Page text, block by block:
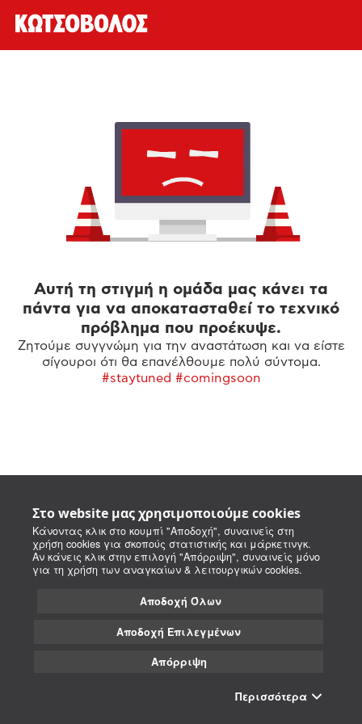
Στο website μας χρησιμοποιούμε cookies
Κάνοντας κλικ στο κουμπί "Αποδοχή", συναινείς στη
χρήση cookies για σκοπούς στατιστικής και μάρκετινγκ.
Αν κάνεις κλικ στην επιλογή "Απόρριψη", συναινείς μόνο
για τη χρήση των αναγκαίων & λειτουργικών cookies.
Αποδοχή Όλων
Αποδοχή Επιλεγμένων
Απόρριψη
Περισσότερα
Αυτή τη στιγμή η ομάδα μας κάνει τα
πάντα για να αποκατασταθεί το τεχνικό
πρόβλημα που προέκυψε.
Ζητούμε συγγνώμη για την αναστάτωση και να είστε
σίγουροι ότι θα επανέλθουμε πολύ σύντομα.
#staytuned #comingsoon